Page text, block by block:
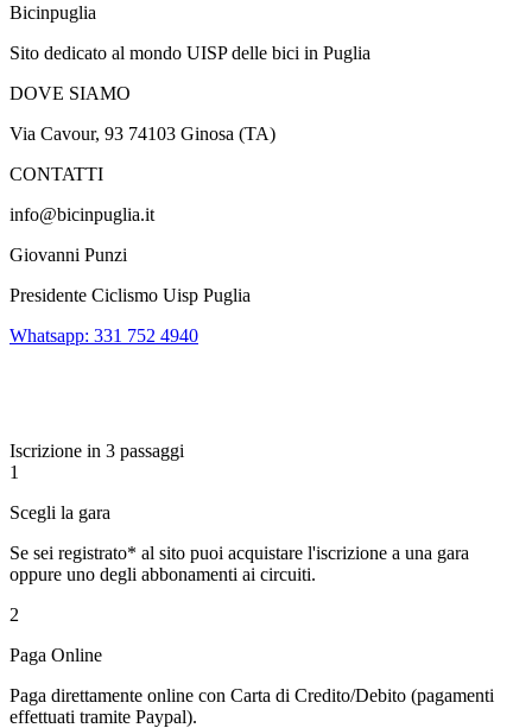
Bicinpuglia
Sito dedicato al mondo UISP delle bici in Puglia
DOVE SIAMO
Via Cavour, 93 74103 Ginosa (TA)
CONTATTI
info@bicinpuglia.it
Giovanni Punzi
Presidente Ciclismo Uisp Puglia
Whatsapp: 331 752 4940
Iscrizione in 3 passaggi
1
Scegli la gara
Se sei registrato* al sito puoi acquistare l'iscrizione a una gara
oppure uno degli abbonamenti ai circuiti.
2
Paga Online
Paga direttamente online con Carta di Credito/Debito (pagamenti
effettuati tramite Paypal).